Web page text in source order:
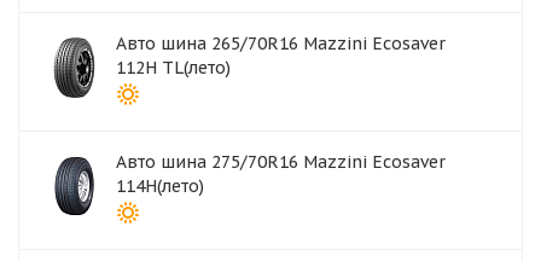
Авто шина 265/70R16 Mazzini Ecosaver
112H TL(лето)
Авто шина 275/70R16 Mazzini Ecosaver
114H(лето)